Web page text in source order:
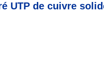
UTP de cuivre